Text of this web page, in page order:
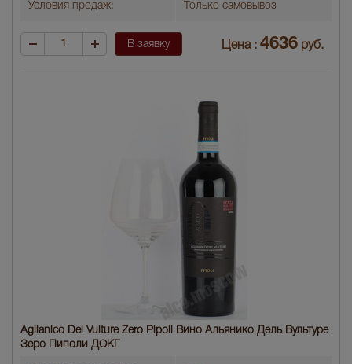
Условия продаж: Только самовывоз
В заявку Цена : 4636 руб.
Aglianico Del Vulture Zero Pipoli Вино Альянико Дель Вультуре
Зеро Пиполи ДОКГ